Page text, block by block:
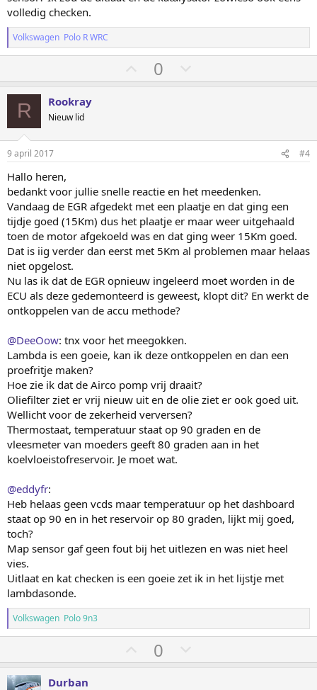
o
g
a
g
volledig checken.
Volkswagen Polo R WRC
t
o
h
o
o
g
0
t
o
l
a
a
g
R Rookray
Nieuw lid
9 april 2017 #4
Hallo heren,
bedankt voor jullie snelle reactie en het meedenken.
Vandaag de EGR afgedekt met een plaatje en dat ging een
tijdje goed (15Km) dus het plaatje er maar weer uitgehaald
toen de motor afgekoeld was en dat ging weer 15Km goed.
Dat is iig verder dan eerst met 5Km al problemen maar helaas
niet opgelost.
Nu las ik dat de EGR opnieuw ingeleerd moet worden in de
ECU als deze gedemonteerd is geweest, klopt dit? En werkt de
ontkoppelen van de accu methode?
@DeeOow: tnx voor het meegokken.
Lambda is een goeie, kan ik deze ontkoppelen en dan een
proefritje maken?
Hoe zie ik dat de Airco pomp vrij draait?
Oliefilter ziet er vrij nieuw uit en de olie ziet er ook goed uit.
Wellicht voor de zekerheid verversen?
Thermostaat, temperatuur staat op 90 graden en de
vleesmeter van moeders geeft 80 graden aan in het
koelvloeistofreservoir. Je moet wat.
@eddyfr:
Heb helaas geen vcds maar temperatuur op het dashboard
staat op 90 en in het reservoir op 80 graden, lijkt mij goed,
toch?
Map sensor gaf geen fout bij het uitlezen en was niet heel
vies.
Uitlaat en kat checken is een goeie zet ik in het lijstje met
lambdasonde.
Volkswagen Polo 9n3
t
0
t
Durban